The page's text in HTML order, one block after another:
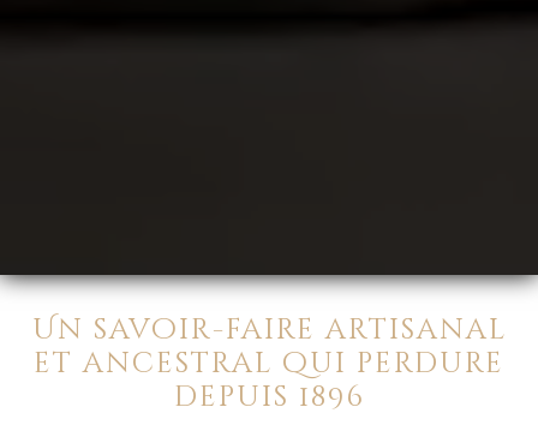
Un savoir-faire artisanal
et ancestral qui perdure
depuis 1896